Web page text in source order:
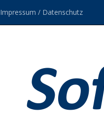
Impressum / Datenschutz